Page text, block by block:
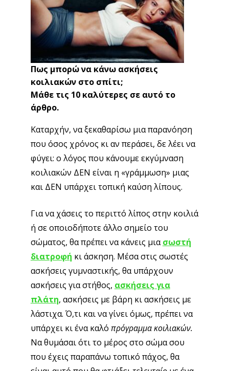
Πως μπορώ να κάνω ασκήσεις
κοιλιακών στο σπίτι;
Μάθε τις 10 καλύτερες σε αυτό το
άρθρο.
Καταρχήν, να ξεκαθαρίσω μια παρανόηση
που όσος χρόνος κι αν περάσει, δε λέει να
φύγει: ο λόγος που κάνουμε εκγύμναση
κοιλιακών ΔΕΝ είναι η «γράμμωση» μιας
και ΔΕΝ υπάρχει τοπική καύση λίπους.
Για να χάσεις το περιττό λίπος στην κοιλιά
ή σε οποιοδήποτε άλλο σημείο του
σώματος, θα πρέπει να κάνεις μιασωστή
διατροφή κι άσκηση. Μέσα στις σωστές
ασκήσεις γυμναστικής, θα υπάρχουν
ασκήσεις για στήθος, ασκήσεις για
πλάτη, ασκήσεις με βάρη κι ασκήσεις με
λάστιχα. Ό,τι και να γίνει όμως, πρέπει να
υπάρχει κι ένα καλό πρόγραμμα κοιλιακών.
Να θυμάσαι ότι το μέρος στο σώμα σου
που έχεις παραπάνω τοπικό πάχος, θα